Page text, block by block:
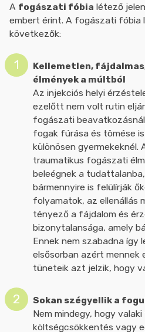
A fogászati fóbia létező
embert érint. A fogászati fóbia
következők:
Kellemetlen,
élmények a múltból
Az injekciós helyi
ezelőtt nem volt rutin
fogászati
fogak fúrása és tömése
különösen gyermekeknél.
traumatikus fogászati
beleégnek a
bármennyire is felülírják
folyamatok, az ellenállás
tényező a fájdalom és
bizonytalansága, amely
Ennek nem szabadna így
elsősorban azért mennek
tüneteik azt jelzik, hogy
Sokan szégyellik a
Nem mindegy, hogy
költségcsökkentés vagy